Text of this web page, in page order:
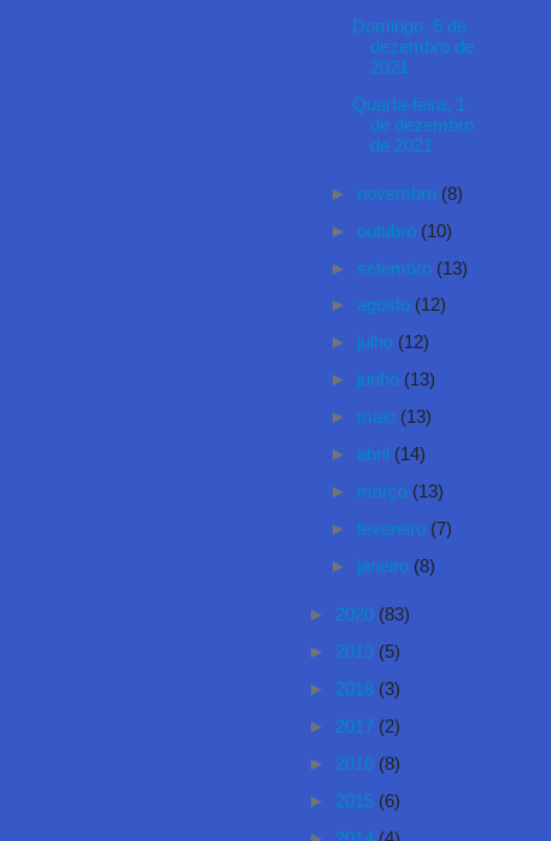
Domingo, 5 de
dezembro de
2021
Quarta-feira, 1
de dezembro
de 2021
► novembro (8)
► outubro (10)
► setembro (13)
► agosto (12)
► julho (12)
► junho (13)
► maio (13)
► abril (14)
► março (13)
► fevereiro (7)
► janeiro (8)
► 2020 (83)
► 2019 (5)
► 2018 (3)
► 2017 (2)
► 2016 (8)
► 2015 (6)